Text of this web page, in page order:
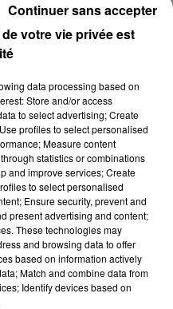
Palmieri dévoile
édition de
20 septembre 2026 au
Palmieri, président...
votre vie privée est
data processing based on
Store and/or access
to select advertising; Create
profiles to select personalised
Measure content
statistics or combinations
and improve services; Create
to select personalised
Ensure security, prevent and
present advertising and content;
These technologies may
and browsing data to offer
based on information actively
Match and combine data from
Identify devices based on
Continuer sans accepter